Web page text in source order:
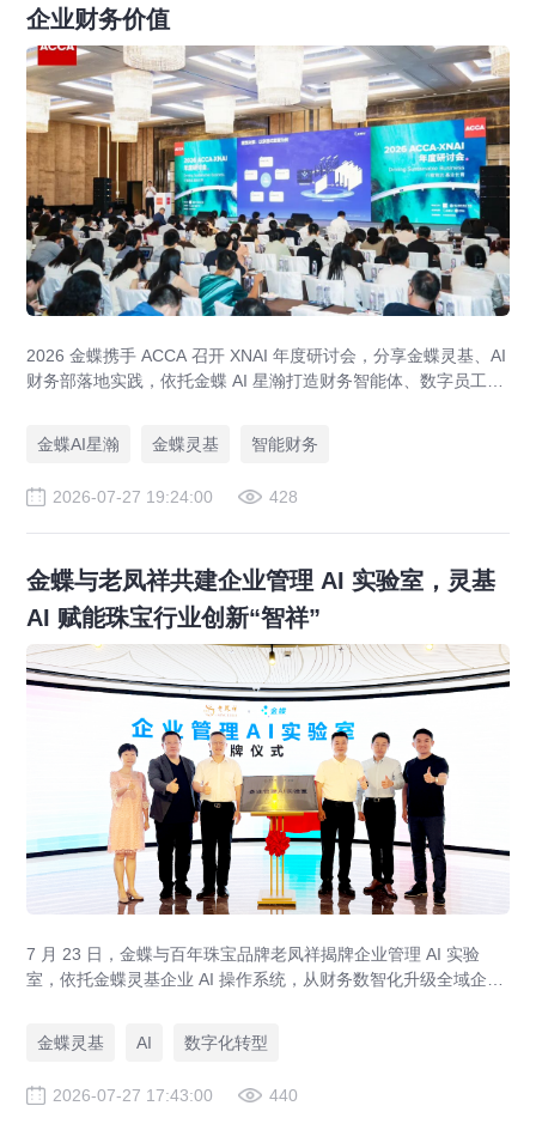
企业财务价值
2026 金蝶携手 ACCA 召开 XNAI 年度研讨会，分享金蝶灵基、AI
财务部落地实践，依托金蝶 AI 星瀚打造财务智能体、数字员工，
金蝶AI星瀚
金蝶灵基 智能财务
2026-07-27 19:24:00 428
金蝶与老凤祥共建企业管理 AI 实验室，灵基
AI 赋能珠宝行业创新“智祥”
7 月 23 日，金蝶与百年珠宝品牌老凤祥揭牌企业管理 AI 实验
室，依托金蝶灵基企业 AI 操作系统，从财务数智化升级全域企业
链、AI 设计全场景。
金蝶灵基 AI 数字化转型
2026-07-27 17:43:00 440